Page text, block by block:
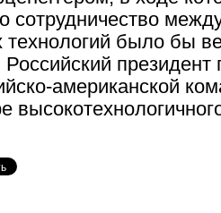
сотрудничество
технологий было бы
американской